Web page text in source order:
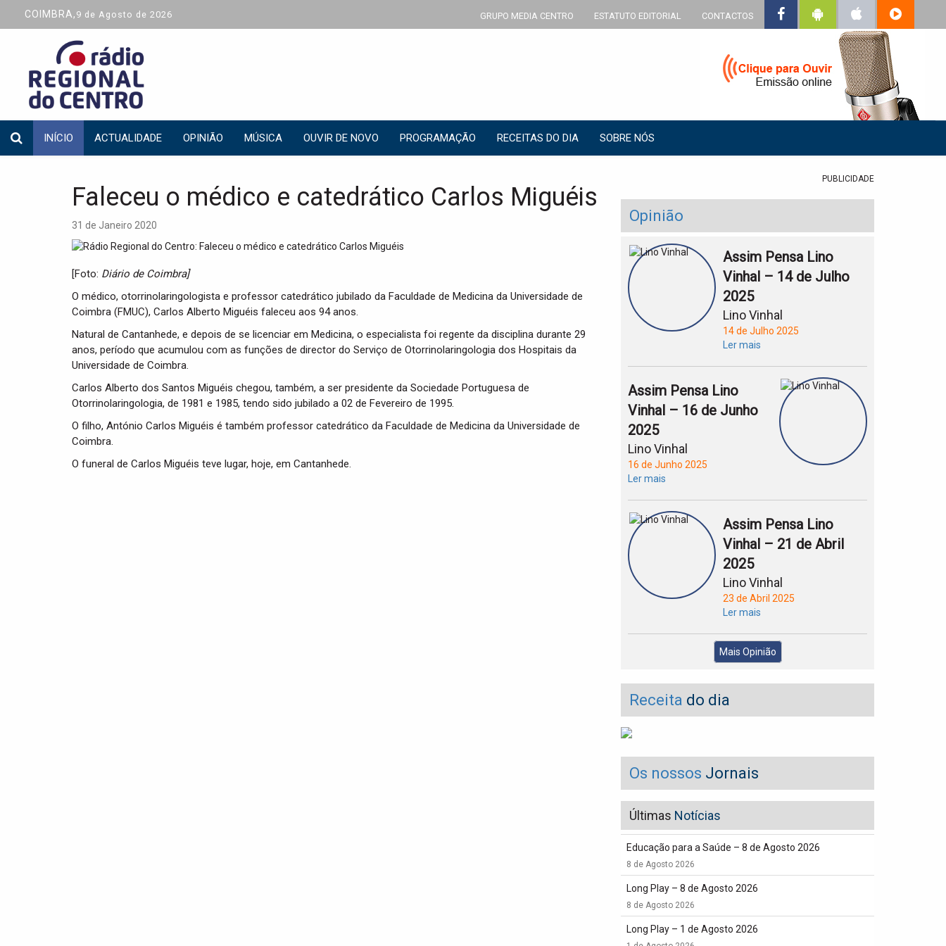
COIMBRA, 9 de Agosto de 2026 GRUPO MEDIA CENTRO ESTATUTO EDITORIAL CONTACTOS
INÍCIO ACTUALIDADE OPINIÃO MÚSICA OUVIR DE NOVO PROGRAMAÇÃO RECEITAS DO DIA SOBRE NÓS
Faleceu o médico e catedrático Carlos Miguéis
31 de Janeiro 2020
[Foto: Diário de Coimbra]
O médico, otorrinolaringologista e professor catedrático jubilado da Faculdade de Medicina da Universidade de
Coimbra (FMUC), Carlos Alberto Miguéis faleceu aos 94 anos.
Natural de Cantanhede, e depois de se licenciar em Medicina, o especialista foi regente da disciplina durante 29
anos, período que acumulou com as funções de director do Serviço de Otorrinolaringologia dos Hospitais da
Universidade de Coimbra.
Carlos Alberto dos Santos Miguéis chegou, também, a ser presidente da Sociedade Portuguesa de
Otorrinolaringologia, de 1981 e 1985, tendo sido jubilado a 02 de Fevereiro de 1995.
O filho, António Carlos Miguéis é também professor catedrático da Faculdade de Medicina da Universidade de
Coimbra.
O funeral de Carlos Miguéis teve lugar, hoje, em Cantanhede.
PUBLICIDADE
Opinião
Assim Pensa Lino
Vinhal – 14 de Julho
2025
Lino Vinhal
14 de Julho 2025
Ler mais
Assim Pensa Lino
Vinhal – 16 de Junho
2025
Lino Vinhal
16 de Junho 2025
Ler mais
Assim Pensa Lino
Vinhal – 21 de Abril
2025
Lino Vinhal
23 de Abril 2025
Ler mais
Mais Opinião
Receita do dia
Os nossos Jornais
Últimas Notícias
Educação para a Saúde – 8 de Agosto 2026
8 de Agosto 2026
Long Play – 8 de Agosto 2026
8 de Agosto 2026
Long Play – 1 de Agosto 2026